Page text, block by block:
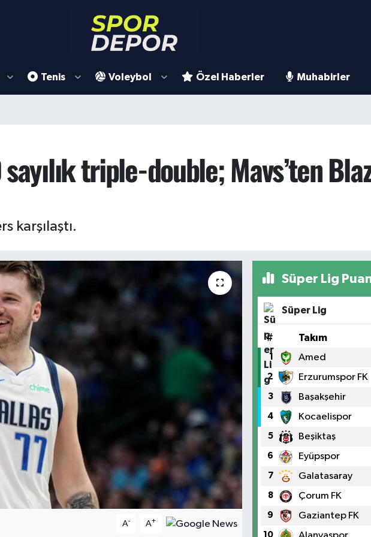
Tenis Voleybol Özel Haberler Muhabirler
triple-double; Mavs’ten
karşılaştı.
A- A+
Süper Lig
Süper Lig
# Takım
1 Amed
2 Erzurumspor FK
3 Başakşehir
4 Kocaelispor
5 Beşiktaş
6 Eyüpspor
7 Galatasaray
8 Çorum FK
9 Gaziantep FK
10